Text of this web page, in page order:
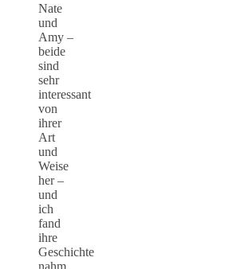
Nate
und
Amy –
beide
sind
sehr
interessant
von
ihrer
Art
und
Weise
her –
und
ich
fand
ihre
Geschichte
nahm